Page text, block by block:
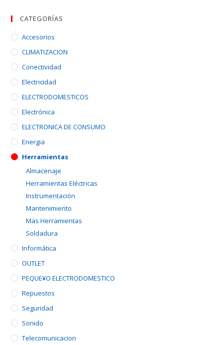
CATEGORÍAS
Accesorios
CLIMATIZACION
Conectividad
Electricidad
ELECTRODOMESTICOS
Electrónica
ELECTRONICA DE CONSUMO
Energia
Herramientas
Almacenaje
Herramientas Eléctricas
Instrumentación
Mantenimiento
Mas Herramientas
Soldadura
Informática
OUTLET
PEQUE¥O ELECTRODOMESTICO
Repuestos
Seguridad
Sonido
Telecomunicacion